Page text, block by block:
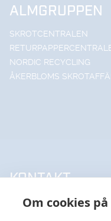
Om cookies
ALMGRUPPEN
SKROTCENTRALEN
NORDIC RECYCLING
ÅKERBLOMS
KONTAKT
UPPSALA HANDELSSTÅL